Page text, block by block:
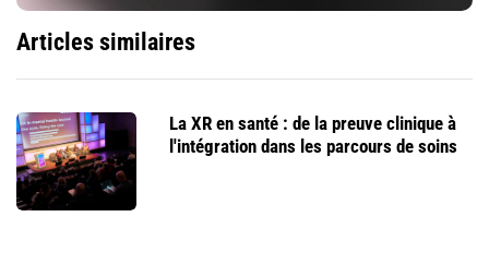
Articles similaires
La XR en santé : de la preuve clinique à
l'intégration dans les parcours de soins